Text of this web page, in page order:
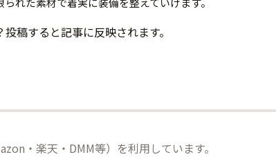
稿すると記事に反映されます。
・楽天・DMM等）を利用しています。